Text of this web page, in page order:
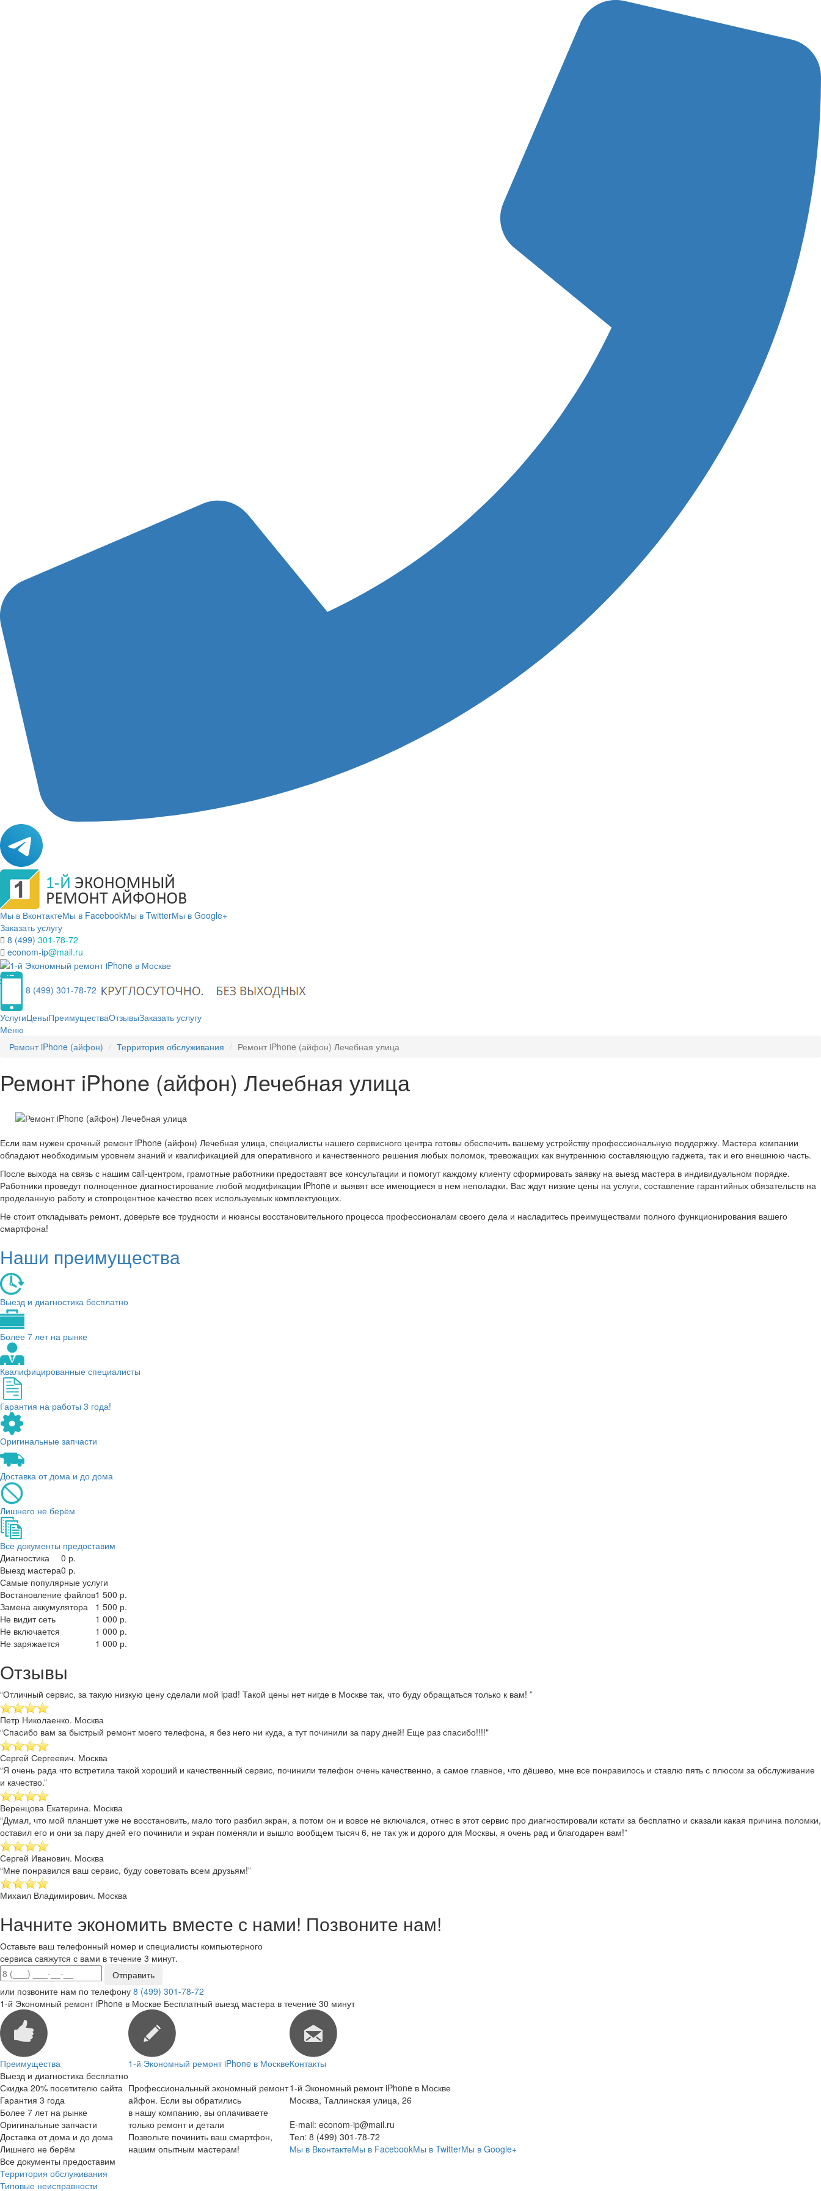
Мы в ВконтактеМы в FacebookМы в TwitterМы в Google+
Заказать услугу
8 (499) 301-78-72
econom-ip@mail.ru
8 (499) 301-78-72
УслугиЦеныПреимуществаОтзывыЗаказать услугу
Меню
Ремонт iPhone (айфон)
Территория обслуживания Ремонт iPhone (айфон) Лечебная улица
Ремонт iPhone (айфон) Лечебная улица
Если вам нужен срочный ремонт iPhone (айфон) Лечебная улица, специалисты нашего сервисного центра готовы обеспечить вашему устройству профессиональную поддержку. Мастера компании
обладают необходимым уровнем знаний и квалификацией для оперативного и качественного решения любых поломок, тревожащих как внутреннюю составляющую гаджета, так и его внешнюю часть.
После выхода на связь с нашим call-центром, грамотные работники предоставят все консультации и помогут каждому клиенту сформировать заявку на выезд мастера в индивидуальном порядке.
Работники проведут полноценное диагностирование любой модификации iPhone и выявят все имеющиеся в нем неполадки. Вас ждут низкие цены на услуги, составление гарантийных обязательств на
проделанную работу и стопроцентное качество всех используемых комплектующих.
Не стоит откладывать ремонт, доверьте все трудности и нюансы восстановительного процесса профессионалам своего дела и насладитесь преимуществами полного функционирования вашего
смартфона!
Наши преимущества
Выезд и диагностика бесплатно
Более 7 лет на рынке
Квалифицированные специалисты
Гарантия на работы 3 года!
Оригинальные запчасти
Доставка от дома и до дома
Лишнего не берём
Все документы предоставим
Диагностика
0 р.
Выезд мастера0 р.
Самые популярные услуги
Востановление файлов1 500 р.
Замена аккумулятора
1 500 р.
Не видит сеть
1 000 р.
Не включается
1 000 р.
Не заряжается
1 000 р.
Отзывы
“Отличный сервис, за такую низкую цену сделали мой ipad! Такой цены нет нигде в Москве так, что буду обращаться только к вам! ”
Петр Николаенко. Москва
“Спасибо вам за быстрый ремонт моего телефона, я без него ни куда, а тут починили за пару дней! Еще раз спасибо!!!!"
Сергей Сергеевич. Москва
“Я очень рада что встретила такой хороший и качественный сервис, починили телефон очень качественно, а самое главное, что дёшево, мне все понравилось и ставлю пять с плюсом за обслуживание
и качество.”
Веренцова Екатерина. Москва
“Думал, что мой планшет уже не восстановить, мало того разбил экран, а потом он и вовсе не включался, отнес в этот сервис про диагностировали кстати за бесплатно и сказали какая причина поломки,
оставил его и они за пару дней его починили и экран поменяли и вышло вообщем тысяч 6, не так уж и дорого для Москвы, я очень рад и благодарен вам!”
Сергей Иванович. Москва
“Мне понравился ваш сервис, буду советовать всем друзьям!”
Михаил Владимирович. Москва
Начните экономить вместе с нами! Позвоните нам!
Оставьте ваш телефонный номер и специалисты компьютерного
сервиса свяжутся с вами в течение 3 минут.
или позвоните нам по телефону 8 (499) 301-78-72
1-й Экономный ремонт iPhone в Москве Бесплатный выезд мастера в течение 30 минут
Преимущества 1-й Экономный ремонт iPhone в МосквеКонтакты
Выезд и диагностика бесплатно
Скидка 20% посетителю сайта
Гарантия 3 года
Более 7 лет на рынке
Оригинальные запчасти
Доставка от дома и до дома
Лишнего не берём
Все документы предоставим
Профессиональный экономный ремонт
айфон. Если вы обратились
в нашу компанию, вы оплачиваете
только ремонт и детали
Позвольте починить ваш смартфон,
нашим опытным мастерам!
1-й Экономный ремонт iPhone в Москве
Москва, Таллинская улица, 26
E-mail: econom-ip@mail.ru
Тел: 8 (499) 301-78-72
Мы в ВконтактеМы в FacebookМы в TwitterМы в Google+
Территория обслуживания
Типовые неисправности